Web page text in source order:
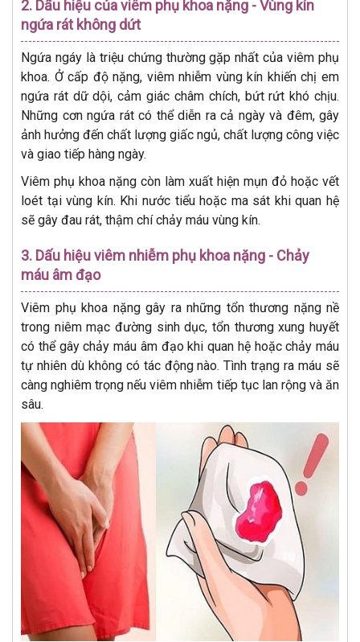
2. Dấu hiệu của viêm phụ khoa nặng - Vùng kín
ngứa rát không dứt
Ngứa ngáy là triệu chứng thường gặp nhất của viêm phụ
khoa. Ở cấp độ nặng, viêm nhiễm vùng kín khiến chị em
ngứa rát dữ dội, cảm giác châm chích, bứt rứt khó chịu.
Những cơn ngứa rát có thể diễn ra cả ngày và đêm, gây
ảnh hưởng đến chất lượng giấc ngủ, chất lượng công việc
và giao tiếp hàng ngày.
Viêm phụ khoa nặng còn làm xuất hiện mụn đỏ hoặc vết
loét tại vùng kín. Khi nước tiểu hoặc ma sát khi quan hệ
sẽ gây đau rát, thậm chí chảy máu vùng kín.
3. Dấu hiệu viêm nhiễm phụ khoa nặng - Chảy
máu âm đạo
Viêm phụ khoa nặng gây ra những tổn thương nặng nề
trong niêm mạc đường sinh dục, tổn thương xung huyết
có thể gây chảy máu âm đạo khi quan hệ hoặc chảy máu
tự nhiên dù không có tác động nào. Tình trạng ra máu sẽ
càng nghiêm trọng nếu viêm nhiễm tiếp tục lan rộng và ăn
sâu.